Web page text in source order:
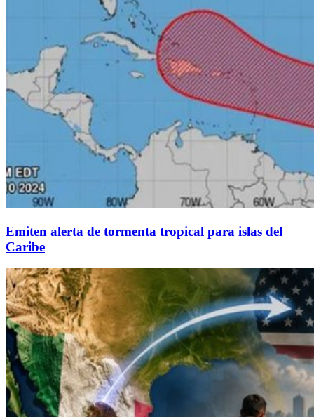
Emiten alerta de tormenta tropical para islas del
Caribe